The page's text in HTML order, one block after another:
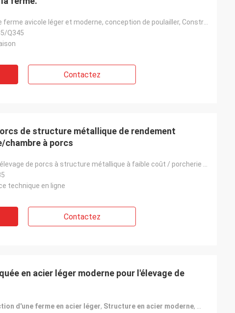
Q345
Contactez
de structure métallique de rendement
chambre à porcs
technique en ligne
Contactez
en acier léger moderne pour l'élevage de
d'une ferme en acier léger, Structure en acier moderne,